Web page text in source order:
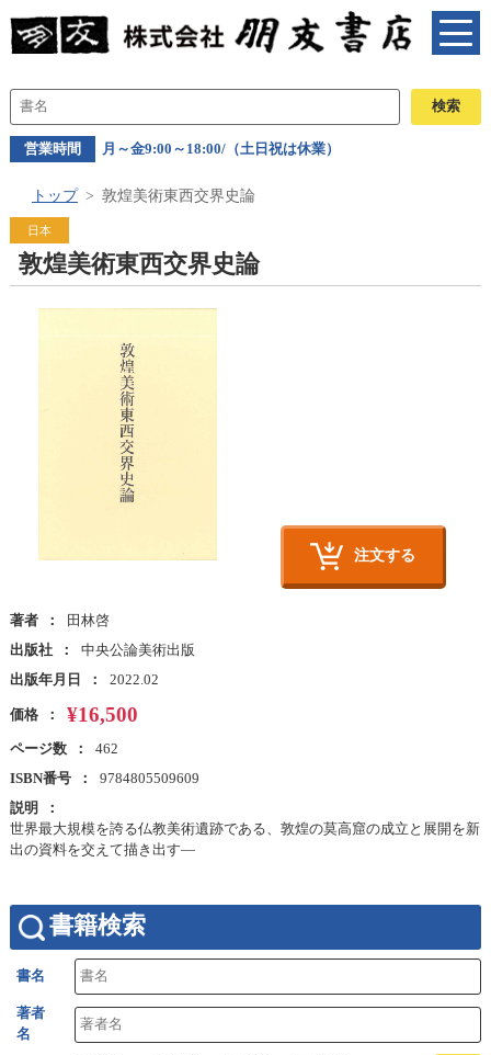
営業時間 月～金9:00～18:00/（土日祝は休業）
トップ 敦煌美術東西交界史論
日本
敦煌美術東西交界史論
注文する
著者
田林啓
出版社
中央公論美術出版
出版年月日
2022.02
価格 ¥16,500
ページ数
462
ISBN番号
9784805509609
説明
世界最大規模を誇る仏教美術遺跡である、敦煌の莫高窟の成立と展開を新
出の資料を交えて描き出す―
書籍検索
書名
著者
名